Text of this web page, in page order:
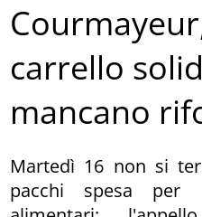
carrello
mancano
Martedì 16 non si
pacchi spesa per